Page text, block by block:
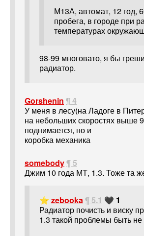
М13А, автомат, 12 год,
пробега, в городе при
температурах
98-99 многовато, я бы
радиатор.
Gorshenin ¶ 4
У меня в лесу(на Ладоге в
на небольших скоростях выше
поднимается, но и
коробка механика
somebody¶ 5
Джим 10 года МТ, 1.3. Тоже та
⭐ zebooka¶ 5.1 🖤 1
Радиатор почисть и виску
1.3 такой проблемы быть